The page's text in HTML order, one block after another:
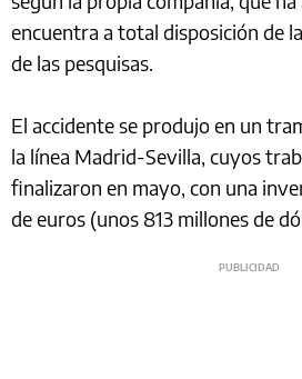
encuentra a total disposición de
de las pesquisas.
El accidente se produjo en un
la línea Madrid-Sevilla, cuyos
finalizaron en mayo, con una
de euros (unos 813 millones de